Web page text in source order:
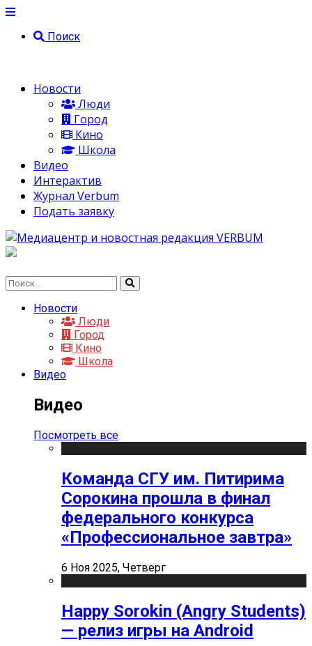
Поиск
Новости
Люди
Город
Кино
Школа
Видео
Интерактив
Журнал Verbum
Подать заявку
Новости
Люди
Город
Кино
Школа
Видео
Видео
Посмотреть все
Команда СГУ им. Питирима
Сорокина прошла в финал
федерального конкурса
«Профессиональное завтра»
6 Ноя 2025, Четверг
Happy Sorokin (Angry Students)
— релиз игры на Android